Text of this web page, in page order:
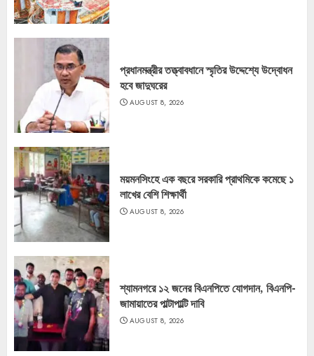
প্রধানমন্ত্রীর তত্ত্বাবধানে স্মৃতির উদ্দেশ্যে উদ্বোধন
হবে জাদুঘরের
AUGUST 8, 2026
ময়মনসিংহে এক বছরে সরকারি প্রাথমিকে কমেছে ১
লাখের বেশি শিক্ষার্থী
AUGUST 8, 2026
শ্যামনগরে ১২ জনের বিএনপিতে যোগদান, বিএনপি-
জামায়াতের পাল্টাপাল্টি দাবি
AUGUST 8, 2026